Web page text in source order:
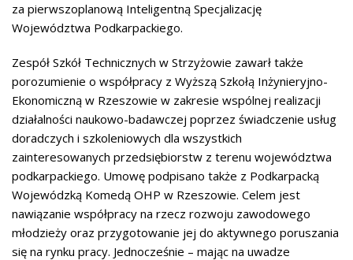
za pierwszoplanową Inteligentną Specjalizację
Województwa Podkarpackiego.
Zespół Szkół Technicznych w Strzyżowie zawarł także
porozumienie o współpracy z Wyższą Szkołą Inżynieryjno-
Ekonomiczną w Rzeszowie w zakresie wspólnej realizacji
działalności naukowo-badawczej poprzez świadczenie usług
doradczych i szkoleniowych dla wszystkich
zainteresowanych przedsiębiorstw z terenu województwa
podkarpackiego. Umowę podpisano także z Podkarpacką
Wojewódzką Komedą OHP w Rzeszowie. Celem jest
nawiązanie współpracy na rzecz rozwoju zawodowego
młodzieży oraz przygotowanie jej do aktywnego poruszania
się na rynku pracy. Jednocześnie – mając na uwadze